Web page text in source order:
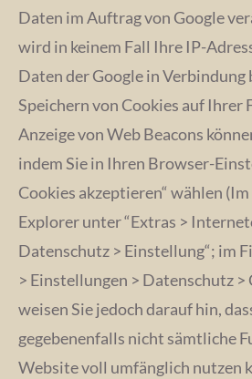
Daten im Auftrag von Google
wird in keinem Fall Ihre IP-
Daten der Google in Verbindung
Speichern von Cookies auf Ihrer
Anzeige von Web Beacons
indem Sie in Ihren Browser-
Cookies akzeptieren“ wählen
Explorer unter “Extras >
Datenschutz > Einstellung“; im
> Einstellungen > Datenschutz >
weisen Sie jedoch darauf hin,
gegebenenfalls nicht sämtliche
Website voll umfänglich nutzen